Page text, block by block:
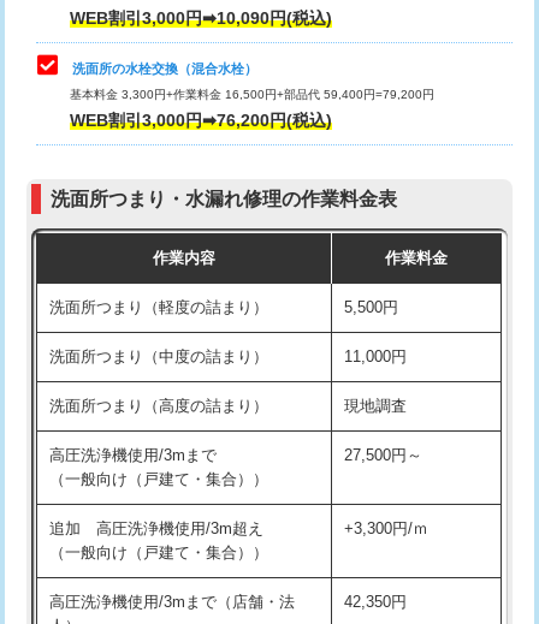
マス交換（土の掘削・埋め戻し作業）
マス交換（深さ50㎝未満）
マス交換（深さ50㎝以上）
モルタル補修（厚さ10㎝まで） 27,500円
モルタル補修（厚さ10㎝超え） 38,500円
洗面台設置 38,500円
バスタブ設置 現場見積
追加人工 16,500円
廃棄・処分
※給水管工事は20mmまでの価格です。
交換・取付(単水栓（壁付・デッキ
式）)
交換・取付(混合水栓（壁付・デッキ
式・ワンホール）)
16,500円+材料費
（P/S/ポップアップ））
交換・取付（その他部品） 11,000円+材料費
持込商品取付（単水栓） 13,200円
持込商品取付（混合水栓） 16,500円
持込商品取付（浄水器・分岐水栓） 16,500円
給水管工事※（ホール加工) 16,500円
給水管工事※（バンド止め)
給水管工事※（支持金具設置) 5,500円
給水管工事※（保温材使用（バンド止
め込み）)
5,500円
WEB割引3,000円➡10,090円(税込)
洗面所の水栓交換（混合水栓）
基本料金 3,300円+作業料金 16,500円+部品代 59,400円=79,200円
WEB割引3,000円➡76,200円(税込)
洗面所つまり・水漏れ修理の作業料金表
作業内容 作業料金
洗面所つまり（軽度の詰まり） 5,500円
洗面所つまり（中度の詰まり） 11,000円
洗面所つまり（高度の詰まり） 現地調査
高圧洗浄機使用/3mまで
（一般向け（戸建て・集合））
27,500円～
追加 高圧洗浄機使用/3m超え
（一般向け（戸建て・集合））
+3,300円/ｍ
高圧洗浄機使用/3mまで（店舗・法
42,350円